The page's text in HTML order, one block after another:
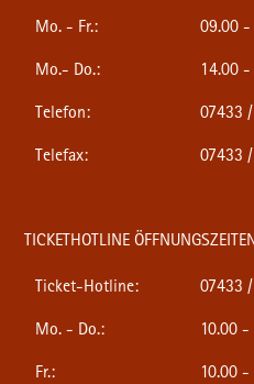
Mo. - Fr.: 09.00 -
Mo.- Do.: 14.00 -
Telefon: 07433
Telefax: 07433
TICKETHOTLINE
Ticket-Hotline: 07433
Mo. - Do.: 10.00
Fr.: 10.00 -